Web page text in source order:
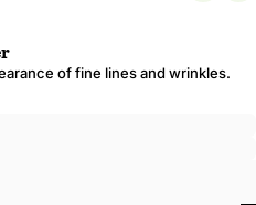
of fine lines and wrinkles.